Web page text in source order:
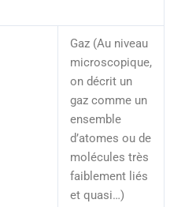
Gaz (Au niveau
microscopique,
on décrit un
gaz comme un
ensemble
d’atomes ou de
molécules très
faiblement liés
et quasi…)